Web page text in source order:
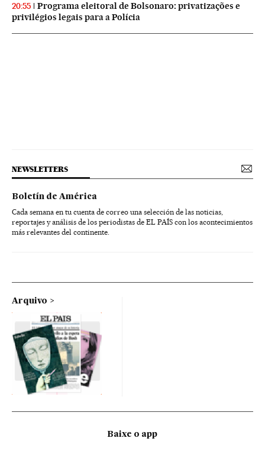
20:55
Programa eleitoral de Bolsonaro: privatizações e
privilégios legais para a Polícia
NEWSLETTERS
Boletín de América
Cada semana en tu cuenta de correo una selección de las noticias,
reportajes y análisis de los periodistas de EL PAÍS con los acontecimientos
más relevantes del continente.
Arquivo
Baixe o app